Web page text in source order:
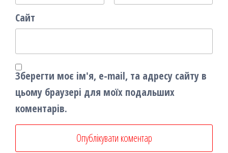
Сайт
Зберегти моє ім'я, e-mail, та адресу сайту в
цьому браузері для моїх подальших
коментарів.